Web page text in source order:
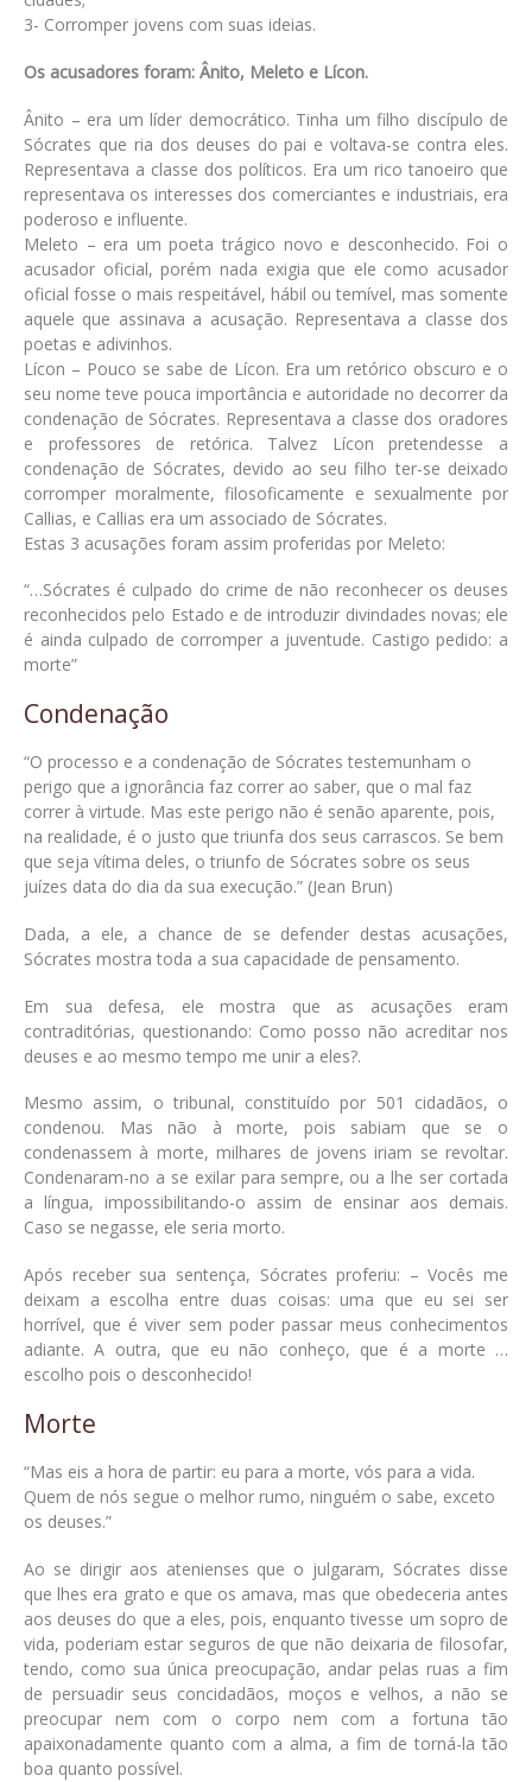
3- Corromper jovens com suas ideias.
Os acusadores foram: Ânito, Meleto e Lícon.
Ânito – era um líder democrático. Tinha um filho discípulo de
Sócrates que ria dos deuses do pai e voltava-se contra eles.
Representava a classe dos políticos. Era um rico tanoeiro que
representava os interesses dos comerciantes e industriais, era
poderoso e influente.
Meleto – era um poeta trágico novo e desconhecido. Foi o
acusador oficial, porém nada exigia que ele como acusador
oficial fosse o mais respeitável, hábil ou temível, mas somente
aquele que assinava a acusação. Representava a classe dos
poetas e adivinhos.
Lícon – Pouco se sabe de Lícon. Era um retórico obscuro e o
seu nome teve pouca importância e autoridade no decorrer da
condenação de Sócrates. Representava a classe dos oradores
e professores de retórica. Talvez Lícon pretendesse a
condenação de Sócrates, devido ao seu filho ter-se deixado
corromper moralmente, filosoficamente e sexualmente por
Callias, e Callias era um associado de Sócrates.
Estas 3 acusações foram assim proferidas por Meleto:
“…Sócrates é culpado do crime de não reconhecer os deuses
reconhecidos pelo Estado e de introduzir divindades novas; ele
é ainda culpado de corromper a juventude. Castigo pedido: a
morte”
Condenação
“O processo e a condenação de Sócrates testemunham o
perigo que a ignorância faz correr ao saber, que o mal faz
correr à virtude. Mas este perigo não é senão aparente, pois,
na realidade, é o justo que triunfa dos seus carrascos. Se bem
que seja vítima deles, o triunfo de Sócrates sobre os seus
juízes data do dia da sua execução.” (Jean Brun)
Dada, a ele, a chance de se defender destas acusações,
Sócrates mostra toda a sua capacidade de pensamento.
Em sua defesa, ele mostra que as acusações eram
contraditórias, questionando: Como posso não acreditar nos
deuses e ao mesmo tempo me unir a eles?.
Mesmo assim, o tribunal, constituído por 501 cidadãos, o
condenou. Mas não à morte, pois sabiam que se o
condenassem à morte, milhares de jovens iriam se revoltar.
Condenaram-no a se exilar para sempre, ou a lhe ser cortada
a língua, impossibilitando-o assim de ensinar aos demais.
Caso se negasse, ele seria morto.
Após receber sua sentença, Sócrates proferiu: – Vocês me
deixam a escolha entre duas coisas: uma que eu sei ser
horrível, que é viver sem poder passar meus conhecimentos
adiante. A outra, que eu não conheço, que é a morte …
escolho pois o desconhecido!
Morte
“Mas eis a hora de partir: eu para a morte, vós para a vida.
Quem de nós segue o melhor rumo, ninguém o sabe, exceto
os deuses.”
Ao se dirigir aos atenienses que o julgaram, Sócrates disse
que lhes era grato e que os amava, mas que obedeceria antes
aos deuses do que a eles, pois, enquanto tivesse um sopro de
vida, poderiam estar seguros de que não deixaria de filosofar,
tendo, como sua única preocupação, andar pelas ruas a fim
de persuadir seus concidadãos, moços e velhos, a não se
preocupar nem com o corpo nem com a fortuna tão
apaixonadamente quanto com a alma, a fim de torná-la tão
boa quanto possível.